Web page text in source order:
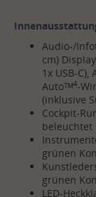
Audio-/
cm)
1x USB-C),
Autoᵀᴹ4-
(inklusive
Cockpit-
beleuchtet
grünen
grünen
LED-